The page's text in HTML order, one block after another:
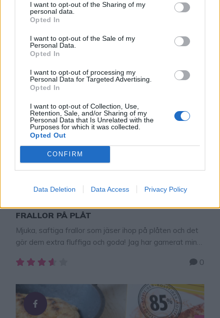
I want to opt-out of the Sharing of my
personal data.
Opted In
I want to opt-out of the Sale of my
Personal Data.
Opted In
I want to opt-out of processing my
Personal Data for Targeted Advertising.
Opted In
I want to opt-out of Collection, Use,
Retention, Sale, and/or Sharing of my
Personal Data that Is Unrelated with the
Purposes for which it was collected.
Opted Out
CONFIRM
Data Deletion Data Access Privacy Policy
Lindas matbröd, Lindas små bröd
FRALLOR PÅ PLÅT
Mjuka, saftiga frallor som jäser ihop på plåten och det
gör dem extra fluffiga och goda! Jag har garnerat mina
självklart går det bra med en sorts sesamfrön, eller så
gör dem utan frön, det går …
0